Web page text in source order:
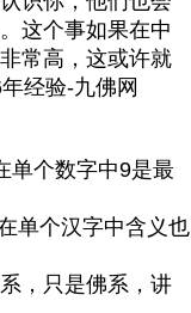
这个事如果在中
常高，这或许就
经验-九佛网
单个数字中9是最
单个汉字中含义也
，只是佛系，讲